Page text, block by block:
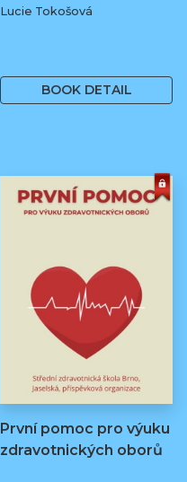
Lucie Tokošová
BOOK DETAIL
První pomoc pro výuku
zdravotnických oborů